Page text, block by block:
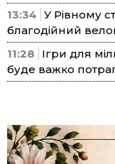
13:34 У Рівному
благодійний
11:28
Ігри для
буде важко